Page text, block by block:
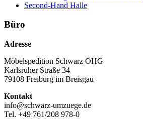
Second-Hand Halle
Büro
Adresse
Möbelspedition Schwarz OHG
Karlsruher Straße 34
79108 Freiburg im Breisgau
Kontakt
info@schwarz-umzuege.de
Tel. +49 761/208 978-0